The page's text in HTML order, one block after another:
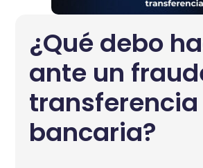
¿Qué debo
ante un
transferencia
bancaria?